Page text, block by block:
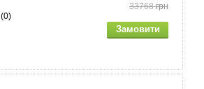
33768грн
(0)